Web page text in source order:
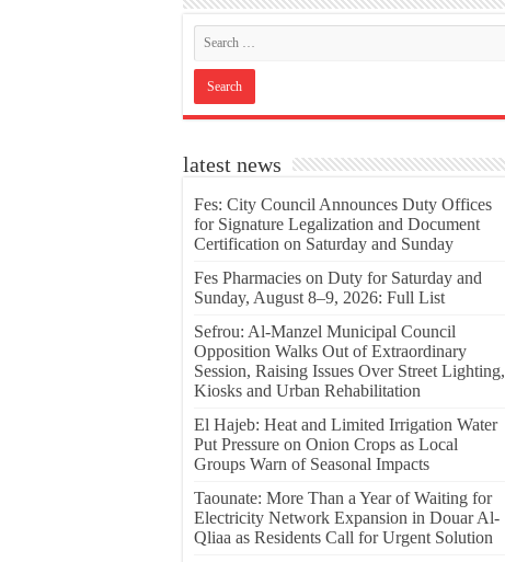
latest news
Fes: City Council Announces Duty Offices
for Signature Legalization and Document
Certification on Saturday and Sunday
Fes Pharmacies on Duty for Saturday and
Sunday, August 8–9, 2026: Full List
Sefrou: Al-Manzel Municipal Council
Opposition Walks Out of Extraordinary
Session, Raising Issues Over Street Lighting,
Kiosks and Urban Rehabilitation
El Hajeb: Heat and Limited Irrigation Water
Put Pressure on Onion Crops as Local
Groups Warn of Seasonal Impacts
Taounate: More Than a Year of Waiting for
Electricity Network Expansion in Douar Al-
Qliaa as Residents Call for Urgent Solution